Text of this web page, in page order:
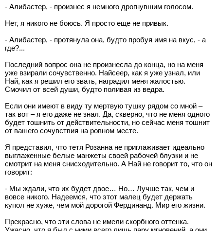
- Алибастер, - произнес я немного дрогнувшим голосом.
Нет, я никого не боюсь. Я просто еще не привык.
- Алибастер, - протянула она, будто пробуя имя на вкус, - а
где?...
Последний вопрос она не произнесла до конца, но на меня
уже взирали сочувственно. Найсеер, как я уже узнал, или
Най, как я решил его звать, наградил меня жалостью.
Смочил от всей души, будто поливая из ведра.
Если они имеют в виду ту мертвую тушку рядом со мной –
так вот – я его даже не знал. Да, скверно, что не меня одного
будет тошнить от действительности, но сейчас меня тошнит
от вашего сочувствия на ровном месте.
Я представил, что тетя Розанна не приглаживает идеально
выглаженные белые манжеты своей рабочей блузки и не
смотрит на меня снисходительно. А Най не говорит то, что он
говорит:
- Мы ждали, что их будет двое… Но… Лучше так, чем и
вовсе никого. Надеемся, что этот малец будет держать
купол не хуже, чем мой дорогой Фердинанд. Мир его жизни.
Прекрасно, что эти слова не имели скорбного оттенка.